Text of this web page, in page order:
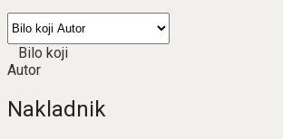
Bilo koji
Autor
Nakladnik